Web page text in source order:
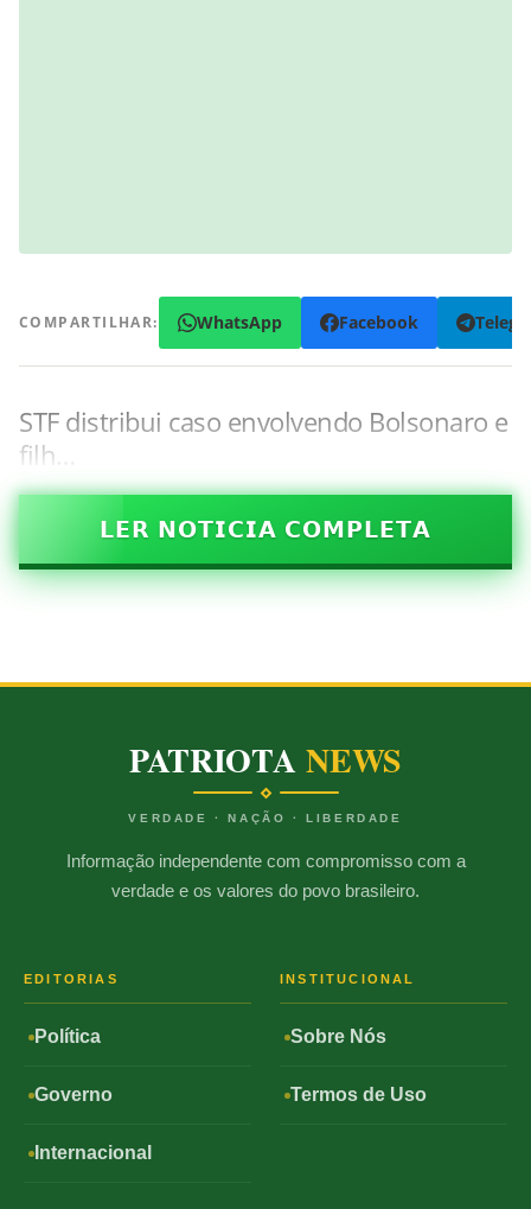
COMPARTILHAR: WhatsApp Facebook
STF distribui caso envolvendo Bolsonaro e
filh…
𝗟𝗘𝗥 𝗡𝗢𝗧𝗜𝗖𝗜𝗔 𝗖𝗢𝗠𝗣𝗟𝗘𝗧𝗔
PATRIOTANEWS
VERDADE · NAÇÃO · LIBERDADE
Informação independente com compromisso com a
verdade e os valores do povo brasileiro.
EDITORIAS
Política
Governo
Internacional
INSTITUCIONAL
Sobre Nós
Termos de Uso